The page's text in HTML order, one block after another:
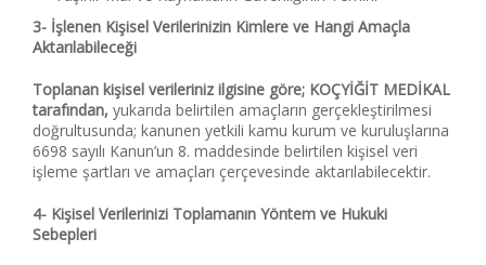
3- İşlenen Kişisel Verilerinizin Kimlere ve Hangi Amaçla
Aktarılabileceği
Toplanan kişisel verileriniz ilgisine göre; KOÇYİĞİT MEDİKAL
tarafından, yukarıda belirtilen amaçların gerçekleştirilmesi
doğrultusunda; kanunen yetkili kamu kurum ve kuruluşlarına
6698 sayılı Kanun’un 8. maddesinde belirtilen kişisel veri
işleme şartları ve amaçları çerçevesinde aktarılabilecektir.
4- Kişisel Verilerinizi Toplamanın Yöntem ve Hukuki
Sebepleri